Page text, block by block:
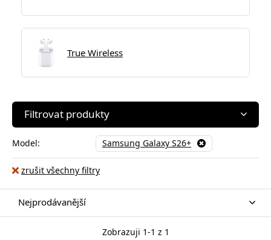
True Wireless
Filtrovat produkty
Model: Samsung Galaxy S26+
zrušit všechny filtry
Nejprodávanější
Zobrazuji 1-1 z 1